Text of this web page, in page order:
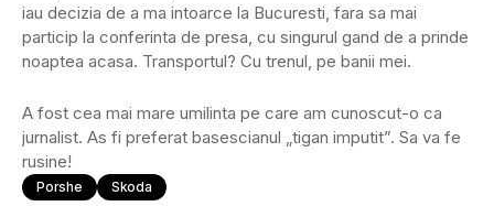
iau decizia de a ma intoarce la Bucuresti, fara sa mai
particip la conferinta de presa, cu singurul gand de a prinde
noaptea acasa. Transportul? Cu trenul, pe banii mei.
A fost cea mai mare umilinta pe care am cunoscut-o ca
jurnalist. As fi preferat basescianul „tigan imputit”. Sa va fe
rusine!
Porshe Skoda